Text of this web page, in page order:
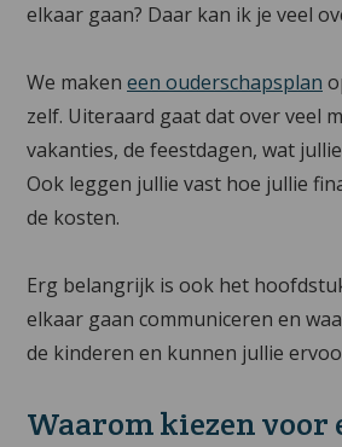
elkaar gaan? Daar kan ik je veel
We maken een ouderschapsplan
zelf. Uiteraard gaat dat over veel
vakanties, de feestdagen, wat
Ook leggen jullie vast hoe jullie
de kosten.
Erg belangrijk is ook het
elkaar gaan communiceren en
de kinderen en kunnen jullie
Waarom kiezen